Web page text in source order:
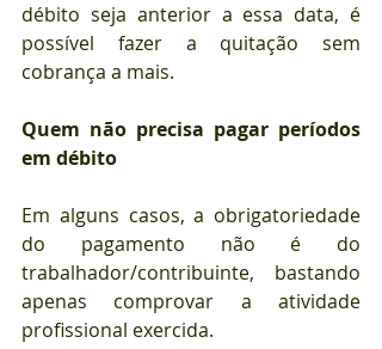
débito seja anterior a essa data, é
possível fazer a quitação sem
cobrança a mais.
Quem não precisa pagar períodos
em débito
Em alguns casos, a obrigatoriedade
do pagamento não é do
trabalhador/contribuinte, bastando
apenas comprovar a atividade
profissional exercida.